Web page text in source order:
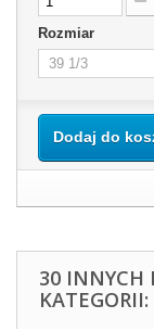
Rozmiar
Dodaj do
30 INNYCH
KATEGORII: